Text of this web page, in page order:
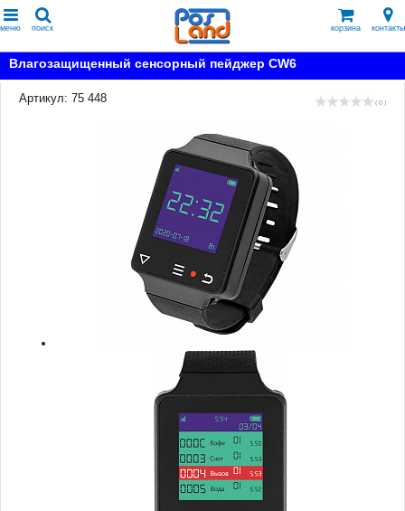
меню поиск корзина контакты
Влагозащищенный сенсорный пейджер CW6
Артикул: 75 448 ( 0 )